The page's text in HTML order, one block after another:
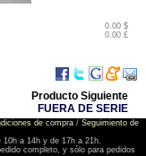
0.00 $
0.00 £
Producto Siguiente
FUERA DE SERIE
de compra/ Seguimiento de
a 14h y de 17h a 21h.
completo, y sólo para pedidos